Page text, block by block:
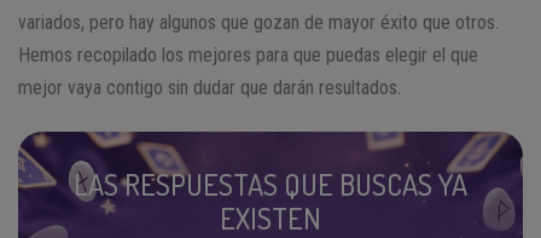
variados, pero hay algunos que gozan de mayor éxito que otros.
Hemos recopilado los mejores para que puedas elegir el que
mejor vaya contigo sin dudar que darán resultados.
LAS RESPUESTAS QUE BUSCAS YA
EXISTEN